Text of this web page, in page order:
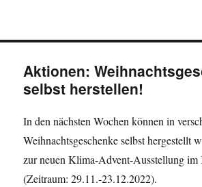
Aktionen:
selbst herstellen!
In den nächsten Wochen können in
Weihnachtsgeschenke selbst hergestellt
zur neuen Klima-Advent-Ausstellung im
(Zeitraum: 29.11.-23.12.2022).